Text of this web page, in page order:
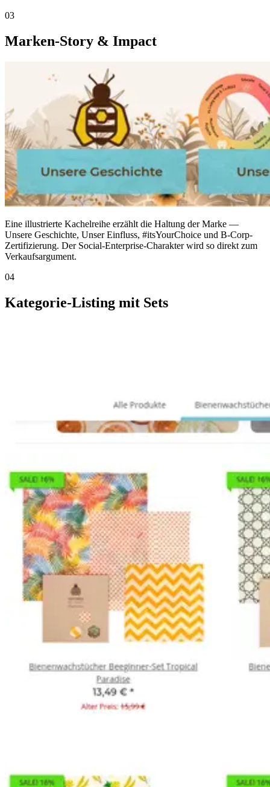
03
Marken-Story & Impact
Eine illustrierte Kachelreihe erzählt die Haltung der Marke —
Unsere Geschichte, Unser Einfluss, #itsYourChoice und B-Corp-
Zertifizierung. Der Social-Enterprise-Charakter wird so direkt zum
Verkaufsargument.
04
Kategorie-Listing mit Sets